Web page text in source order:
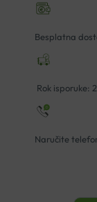
10ML
količina
Besplatna
Rok isporuke:
Naručite